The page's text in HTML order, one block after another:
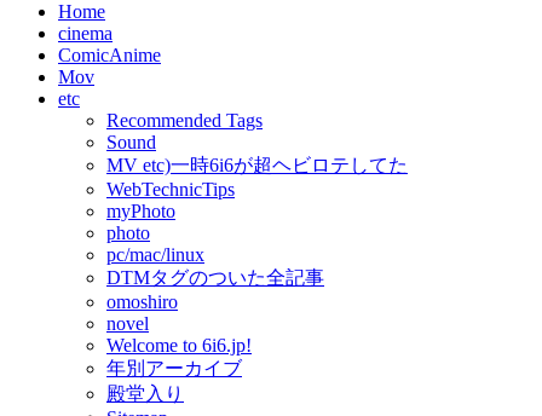
Home
cinema
ComicAnime
Mov
etc
Recommended Tags
Sound
MV etc)一時6i6が超ヘビロテしてた
WebTechnicTips
myPhoto
photo
pc/mac/linux
DTMタグのついた全記事
omoshiro
novel
Welcome to 6i6.jp!
年別アーカイブ
殿堂入り